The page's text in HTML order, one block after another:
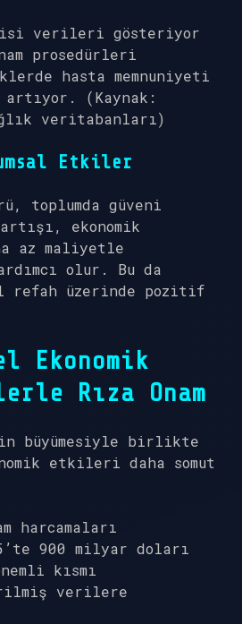
verileri gösteriyor
prosedürleri
hasta memnuniyeti
artıyor. (Kaynak:
veritabanları)
Etkiler
toplumda güveni
ekonomik
az maliyetle
olur. Bu da
refah üzerinde pozitif
Ekonomik
Rıza Onam
büyümesiyle birlikte
etkileri daha somut
harcamaları
900 milyar doları
kısmı
verilere